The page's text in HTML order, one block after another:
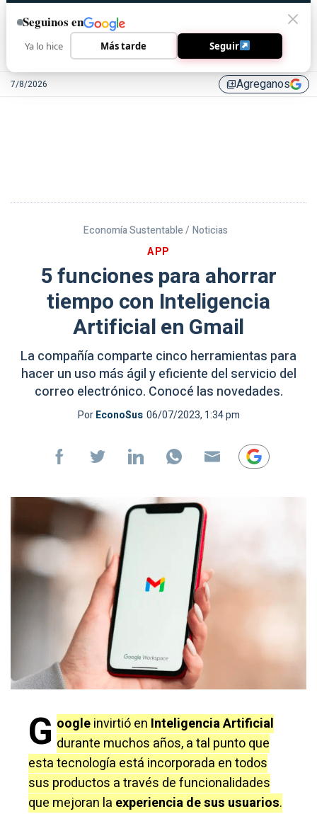
7/8/2026 library_addAgreganos
Economía Sustentable / Noticias
APP
5 funciones para ahorrar
tiempo con Inteligencia
Artificial en Gmail
La compañía comparte cinco herramientas para
hacer un uso más ágil y eficiente del servicio del
correo electrónico. Conocé las novedades.
PorEconoSus 06/07/2023, 1:34 pm
G oogleinvirtió en Inteligencia Artificial
durante muchos años, a tal punto que
esta tecnología está incorporada en todos
sus productos a través de funcionalidades
que mejoran la experiencia de sus usuarios.
Seguinos en
Ya lo hice Más tarde Seguir